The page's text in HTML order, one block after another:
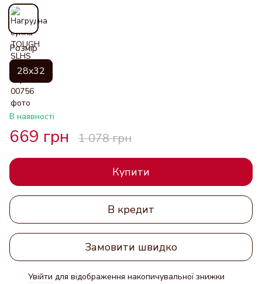
Розмір
28x32
В наявності
669 грн 1 078 грн
Купити
В кредит
Замовити швидко
Увійти для відображення накопичувальної знижки